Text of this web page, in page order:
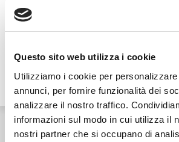
Questo sito web utilizza i cookie
Utilizziamo i cookie per
annunci, per fornire funzionalità dei
analizzare il nostro traffico.
informazioni sul modo in cui utilizza il
nostri partner che si occupano di
Pacioni,
5 Luglio 2017